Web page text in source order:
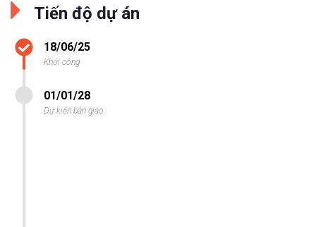
Tiến độ dự án
18/06/25
Khởi công
01/01/28
Dự kiến bàn giao